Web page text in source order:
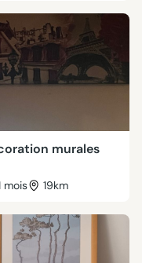
murales
mois 19km